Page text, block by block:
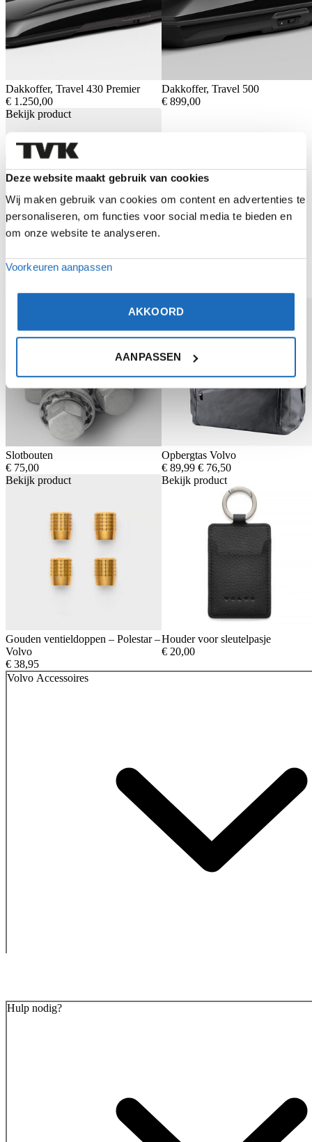
Deze website maakt gebruik van cookies
Wij maken gebruik van cookies om content en advertenties te
personaliseren, om functies voor social media te bieden en
om onze website te analyseren.
Voorkeuren aanpassen
AKKOORD
AANPASSEN
Dakkoffer, Travel 430 Premier
€ 1.250,00
Dakkoffer, Travel 500
€ 899,00
Bekijk product
Dakkoffer, Travel 400
Gerelateerde producten
Slotbouten
€ 75,00
Opbergtas Volvo
€ 89,99 Oorspronkelijke
prijs
€ 89,99.
€ 76,50Huidige
is:
€ 76,50.
Bekijk product
Gouden ventieldoppen – Polestar –
Volvo
€ 38,95
Bekijk product
Houder voor sleutelpasje
€ 20,00
Volvo Accessoires
Hulp nodig?